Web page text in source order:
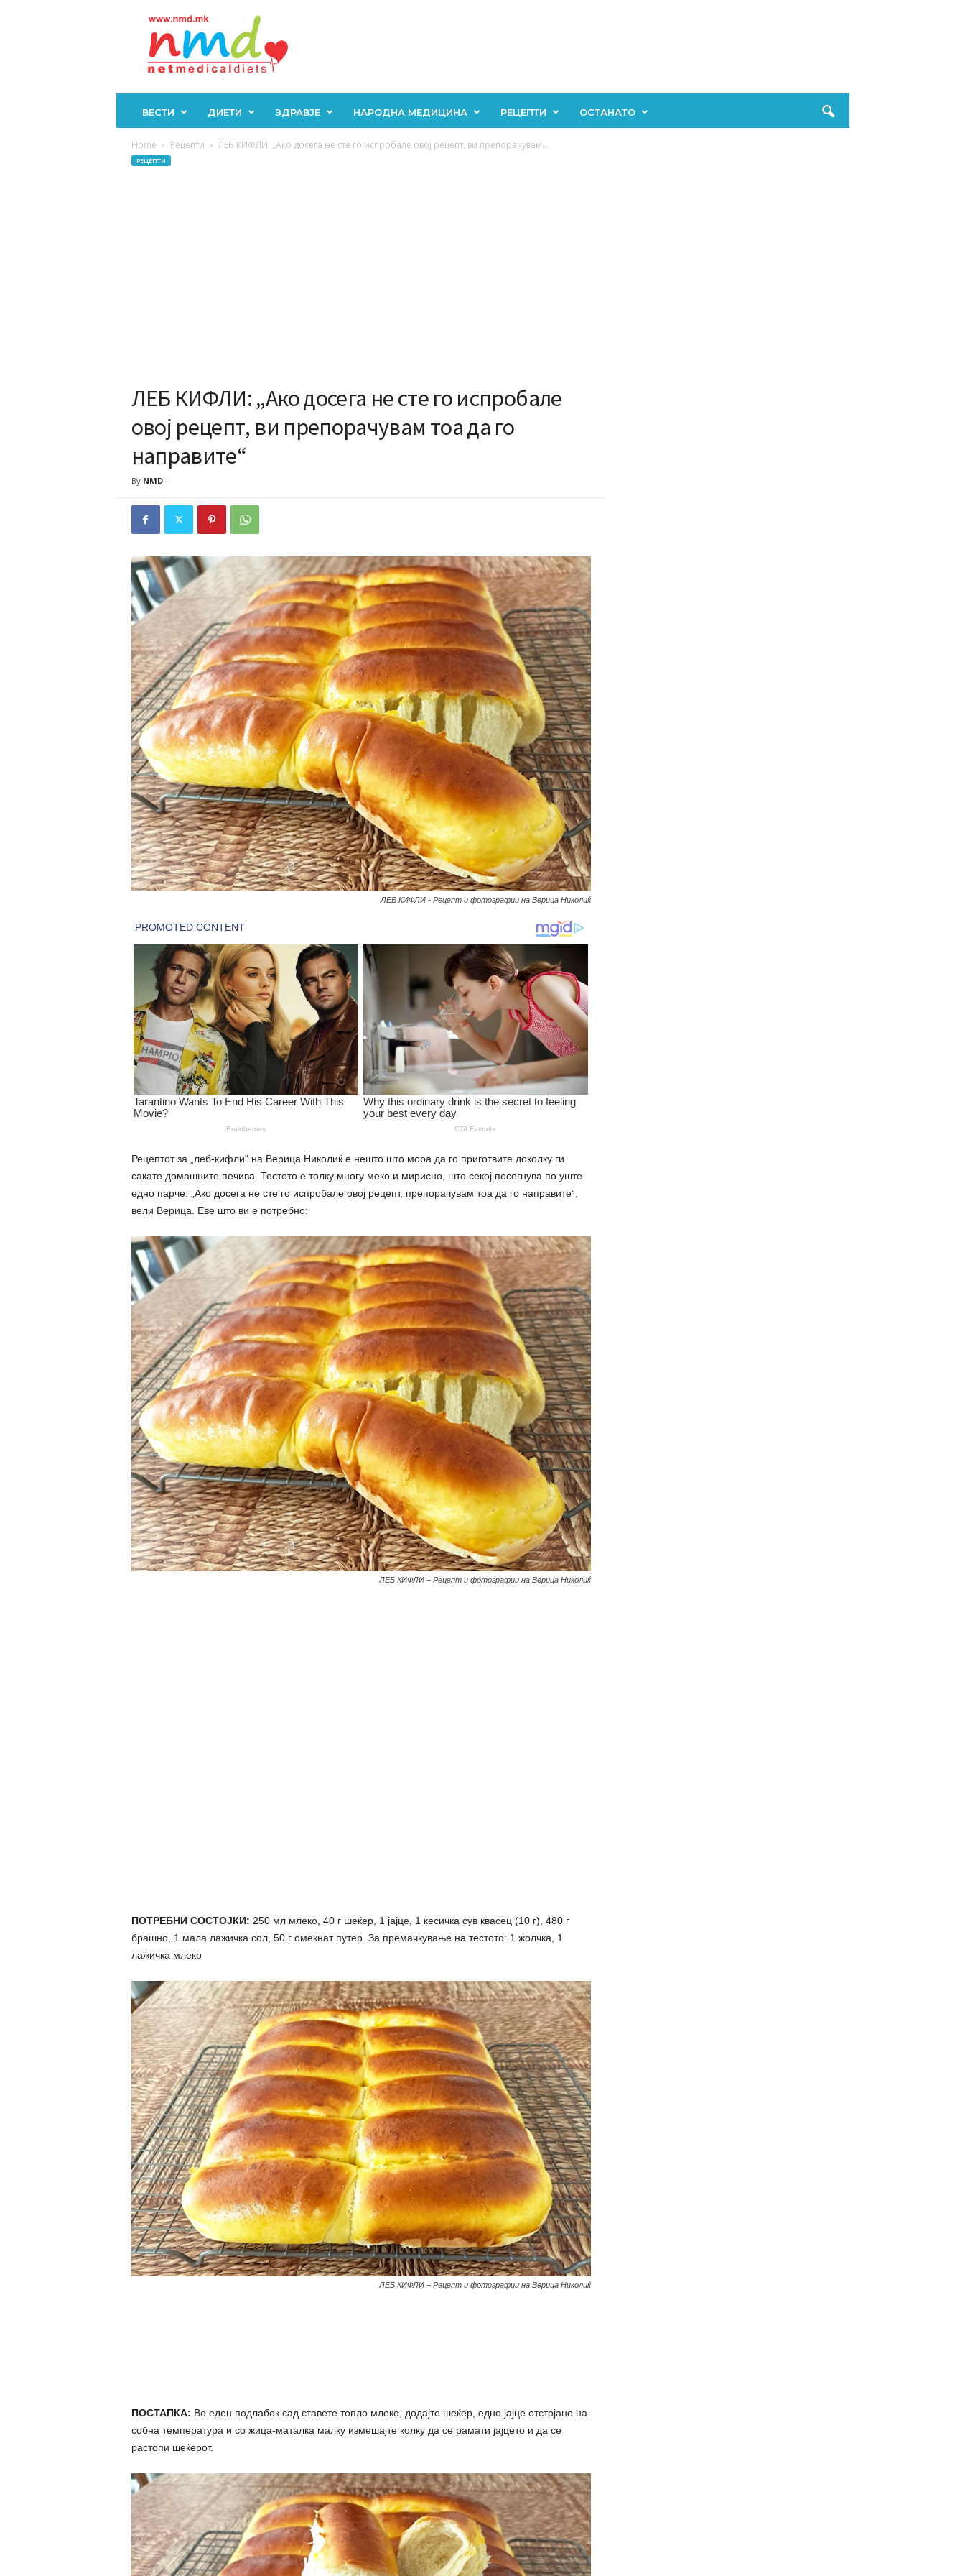
ВЕСТИ ДИЕТИ ЗДРАВЈЕ НАРОДНА МЕДИЦИНА РЕЦЕПТИ ОСТАНАТО
Home Рецепти ЛЕБ КИФЛИ: „Ако досега не сте го испробале овој рецепт, ви препорачувам...
РЕЦЕПТИ
ЛЕБ КИФЛИ: „Ако досега не сте го испробале
овој рецепт, ви препорачувам тоа да го
направите“
By NMD-
ЛЕБ КИФЛИ - Рецепт и фотографии на Верица Николиќ
Рецептот за „леб-кифли“ на Верица Николиќ е нешто што мора да го приготвите доколку ги
сакате домашните печива. Тестото е толку многу меко и мирисно, што секој посегнува по уште
едно парче. „Ако досега не сте го испробале овој рецепт, препорачувам тоа да го направите“,
вели Верица. Еве што ви е потребно:
ЛЕБ КИФЛИ – Рецепт и фотографии на Верица Николиќ
ПОТРЕБНИ СОСТОЈКИ: 250 мл млеко, 40 г шеќер, 1 јајце, 1 кесичка сув квасец (10 г), 480 г
брашно, 1 мала лажичка сол, 50 г омекнат путер. За премачкување на тестото: 1 жолчка, 1
лажичка млеко
ЛЕБ КИФЛИ – Рецепт и фотографии на Верица Николиќ
ПОСТАПКА: Во еден подлабок сад ставете топло млеко, додајте шеќер, едно јајце отстојано на
собна температура и со жица-маталка малку измешајте колку да се рамати јајцето и да се
растопи шеќерот.